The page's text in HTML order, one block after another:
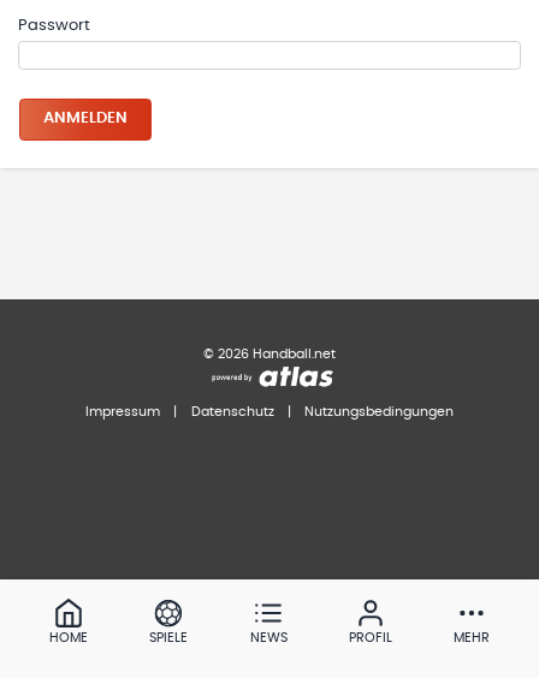
Passwort
ANMELDEN
© 2026 Handball.net
Impressum Datenschutz Nutzungsbedingungen
HOME SPIELE NEWS PROFIL MEHR